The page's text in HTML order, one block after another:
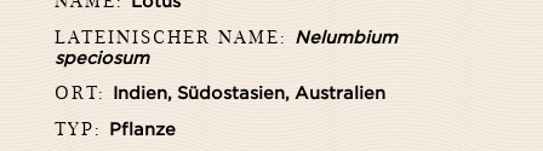
LATEINISCHER NAME:
Nelumbium
speciosum
ORT: Indien, Südostasien, Australien
TYP: Pflanze